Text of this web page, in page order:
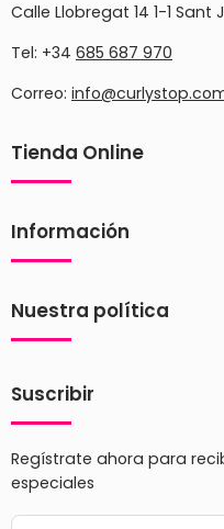
Calle Llobregat 14 1-1
Tel: +34 685 687 970
Correo:
Tienda Online
Información
Nuestra política
Suscribir
Regístrate ahora para
especiales